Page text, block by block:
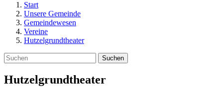
Start
Unsere Gemeinde
Gemeindewesen
Vereine
Hutzelgrundtheater
Suchen
Hutzelgrundtheater